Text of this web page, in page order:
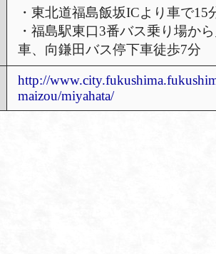
・東北道福島飯坂ICより車で15
・福島駅東口3番バス乗り場か
車、向鎌田バス停下車徒歩7分
http://
maizou/miyahata/